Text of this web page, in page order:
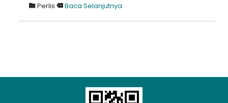
Perlis Baca Selanjutnya